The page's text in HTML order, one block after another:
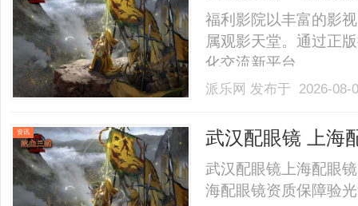
福利影院以丰富的影
属观影天堂。通过正
化交流新平台。......
派乐网 发布于 2026-
资讯 武汉配眼镜 上海
武汉配眼镜上海配眼
海配眼镜资质保障验